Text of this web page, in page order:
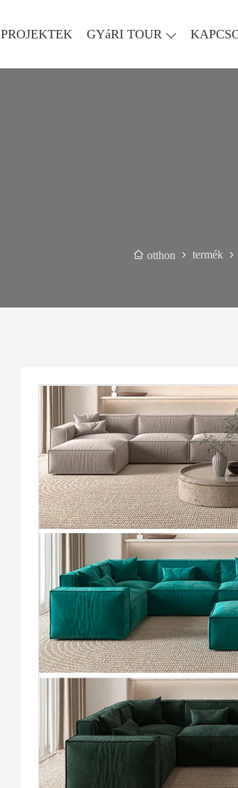
PROJEKTEK GYáRI TOUR
otthon termék